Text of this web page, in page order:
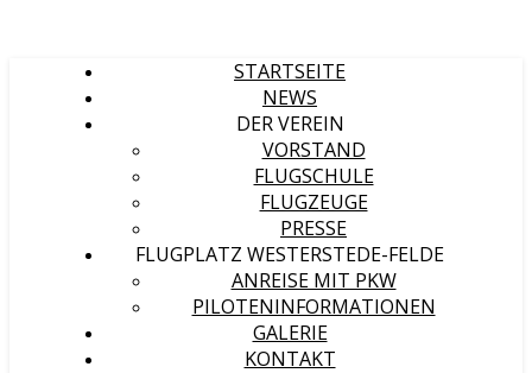
STARTSEITE
NEWS
DER VEREIN
VORSTAND
FLUGSCHULE
FLUGZEUGE
PRESSE
FLUGPLATZ WESTERSTEDE-FELDE
ANREISE MIT PKW
PILOTENINFORMATIONEN
GALERIE
KONTAKT